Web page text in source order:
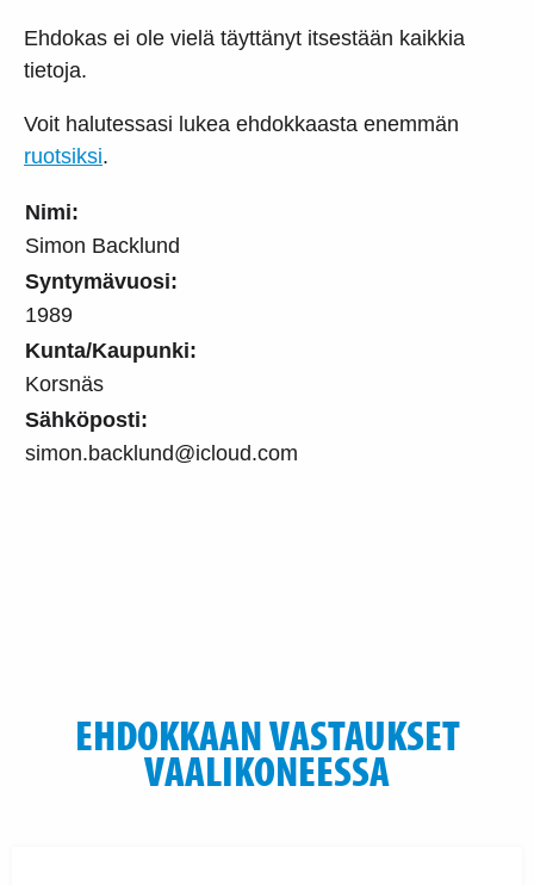
Nimi:
Simon Backlund
Syntymävuosi:
1989
Kunta/Kaupunki:
Korsnäs
Sähköposti:
simon.backlund@icloud.com
Ehdokas ei ole vielä täyttänyt itsestään kaikkia
tietoja.
Voit halutessasi lukea ehdokkaasta enemmän
ruotsiksi.
EHDOKKAAN VASTAUKSET
VAALIKONEESSA